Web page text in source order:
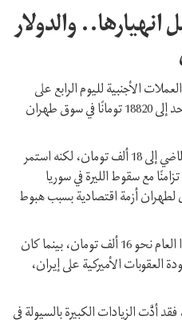
انهيارها.. والدولار
الأجنبية لليوم الرابع على
التوالي بعد أن وصل سعر الدولار الواحد إلى 18820 تومانًا في سوق طهران
وكان سعر الدولار قد قفز يوم الأحد الماضي إلى 18 ألف تومان، لكنه استمر
مع سقوط الليرة في سوريا
لطهران أزمة اقتصادية بسبب هبوط
وبلغ سعر الدولار في إيران في بداية هذا العام نحو 16 ألف تومان، بينما كان
العقوبات الأميركية على إيران،